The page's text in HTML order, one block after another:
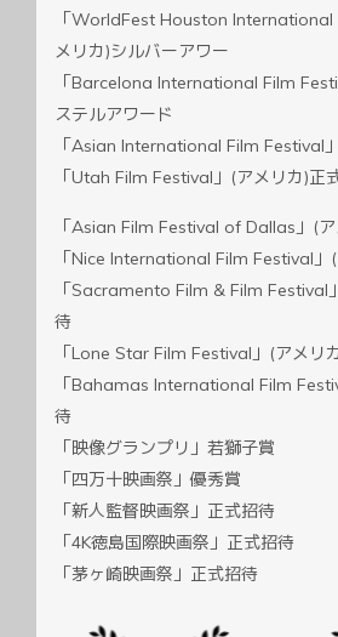
「WorldFest Houston
メリカ)シルバーアワー
「Barcelona International Film
ステルアワード
「Asian International Film Festival
「Utah Film Festival」(アメリカ)正
「Asian Film Festival of Dallas」(
「Nice International Film Festival」
「Sacramento Film & Film Festival
待
「Lone Star Film Festival」(アメリ
「Bahamas International Film
待
「映像グランプリ」若獅子賞
「四万十映画祭」優秀賞
「新人監督映画祭」正式招待
「4K徳島国際映画祭」正式招待
「茅ヶ崎映画祭」正式招待